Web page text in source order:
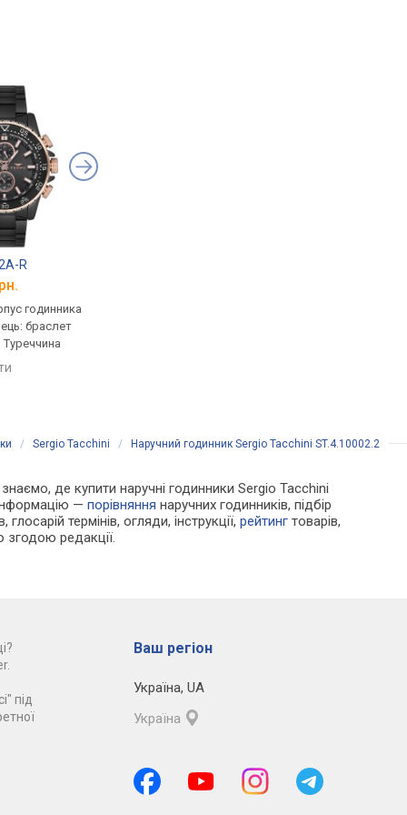
R
годинника
браслет
Туреччина
/ Sergio Tacchini / Наручний годинник Sergio Tacchini ST.4.10002.2
де купити наручні годинники Sergio Tacchini
—порівняння наручних годинників, підбір
термінів, огляди, інструкції,рейтинг товарів,
згодою редакції.
під
Ваш регіон
Україна, UA
Україна